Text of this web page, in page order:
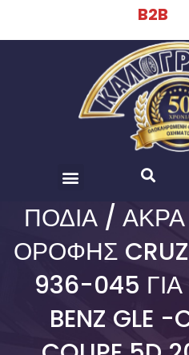
B2B
ΠΌΔΙΑ /
ΟΡΟΦΉΣ CRUZ
936-045 ΓΙΑ
BENZ GLE -